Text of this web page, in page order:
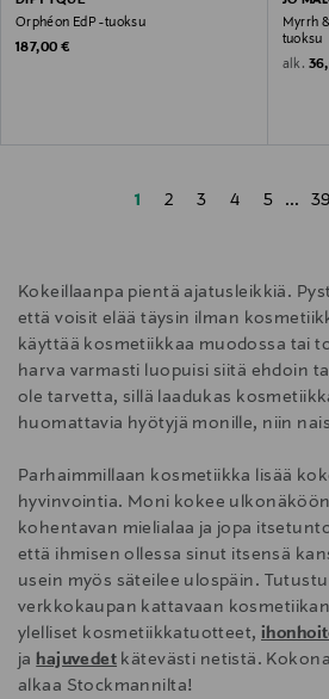
Orphéon EdP -tuoksu
Original Price
187,00 €
Myrrh
tuoksu
alk.
1 2 3 4 5 ...
Kokeillaanpa pientä ajatusleikkiä.
että voisit elää täysin ilman
käyttää kosmetiikkaa muodossa tai
harva varmasti luopuisi siitä ehdoin
ole tarvetta, sillä laadukas
huomattavia hyötyjä monille, niin
Parhaimmillaan kosmetiikka lisää
hyvinvointia. Moni kokee
kohentavan mielialaa ja jopa
että ihmisen ollessa sinut itsensä
usein myös säteilee ulospäin.
verkkokaupan kattavaan
ylelliset kosmetiikkatuotteet,
ja hajuvedet kätevästi netistä.
alkaa Stockmannilta!